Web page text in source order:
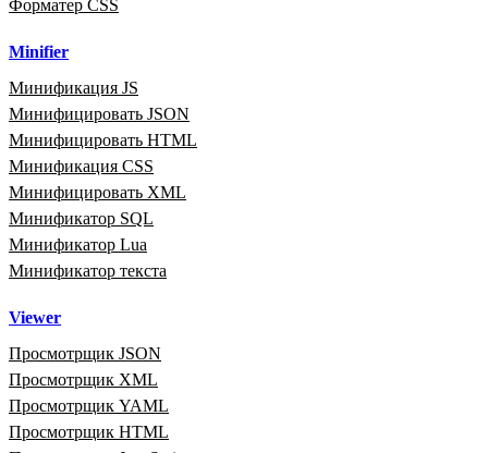
Форматер CSS
Minifier
Минификация JS
Минифицировать JSON
Минифицировать HTML
Минификация CSS
Минифицировать XML
Минификатор SQL
Минификатор Lua
Минификатор текста
Viewer
Просмотрщик JSON
Просмотрщик XML
Просмотрщик YAML
Просмотрщик HTML